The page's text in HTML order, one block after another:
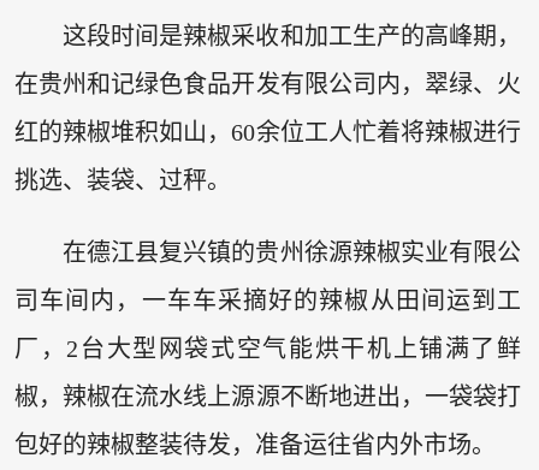
这段时间是辣椒采收和加工生产的高峰期，
在贵州和记绿色食品开发有限公司内，翠绿、火
红的辣椒堆积如山，60余位工人忙着将辣椒进行
挑选、装袋、过秤。
在德江县复兴镇的贵州徐源辣椒实业有限公
司车间内，一车车采摘好的辣椒从田间运到工
厂，2台大型网袋式空气能烘干机上铺满了鲜
椒，辣椒在流水线上源源不断地进出，一袋袋打
包好的辣椒整装待发，准备运往省内外市场。